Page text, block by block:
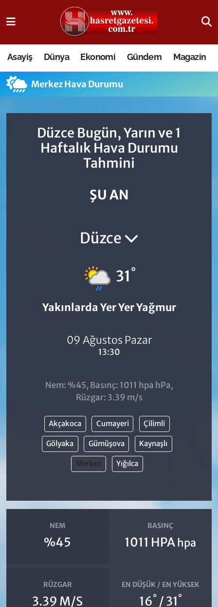
Asayiş Dünya Ekonomi Gündem Magazin
Merkez Hava Durumu
Düzce Bugün, Yarın ve 1
Haftalık Hava Durumu
Tahmini
ŞU AN
Düzce
31°
Yakınlarda Yer Yer Yağmur
09 Ağustos Pazar
13:30
Nem: %45, Basınç: 1011 hpa hPa,
Rüzgar: 3.39 m/s
Akçakoca Cumayeri Çilimli
Gölyaka Gümüşova Kaynaşlı
Merkez Yığılca
NEM
%45
BASINÇ
1011 HPA hpa
RÜZGAR
3.39 M/S
EN DÜŞÜK / EN YÜKSEK
16° / 31°
Osmaniye Nöbetçi Eczaneler
Osmaniye Hava Durumu
Osmaniye Trafik Yoğunluk Haritası
Süper Lig Puan Durumu ve Fikstür
Tüm Manşetler
Son Dakika Haberleri